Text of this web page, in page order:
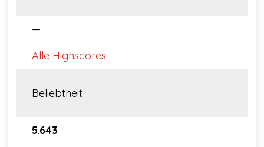
—
Alle Highscores
Beliebtheit
5.643